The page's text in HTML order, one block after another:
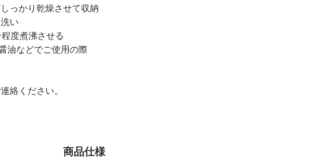
っかり乾燥させて収納
い
度煮沸させる
油などでご使用の際
絡ください。
商品仕様